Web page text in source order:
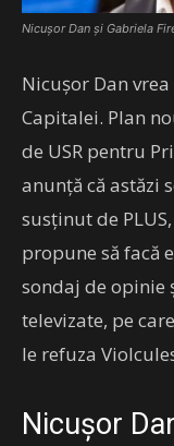
Nicușor Dan și Gabriela
Nicușor Dan
Capitalei. Plan
de USR pentru
anunță că astăzi
susținut de
propune să facă
sondaj de opinie
televizate, pe
le refuza
Nicușor